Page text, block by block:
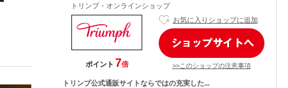
トリンプ・オンラインショップ
ポイント 7倍
お気に入りショップに追加
>>このショップの注意事項
トリンプ公式通販サイトならではの充実した...